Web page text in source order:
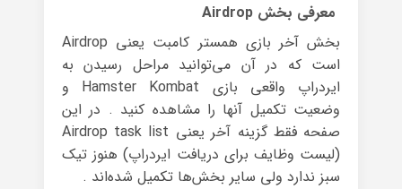
معرفی بخش Airdrop
بخش آخر بازی همستر کامبت یعنی Airdrop
است که در آن می‌توانید مراحل رسیدن به
ایردراپ واقعی بازی Hamster Kombat و
وضعیت تکمیل آنها را مشاهده کنید . در این
صفحه فقط گزینه‌ آخر یعنی Airdrop task list
(لیست وظایف برای دریافت ایردراپ) هنوز تیک
سبز ندارد ولی سایر بخش‌ها تکمیل شده‌اند .